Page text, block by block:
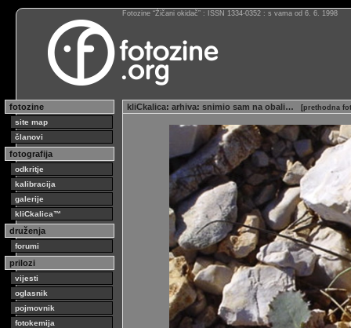
Fotozine “Žičani okidač” : ISSN 1334-0352 : s vama od 6. 6. 1998
fotozine
site map
članovi
fotografija
odkritje
kalibracija
galerije
kliCkalica™
druženja
forumi
prilozi
vijesti
oglasnik
pojmovnik
fotokemija
kliCkalica: arhiva: snimio sam na obali… [prethodna